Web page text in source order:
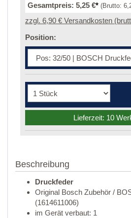
Gesamtpreis: 5,25 €* (Brutto:
zzgl. 6,90 € Versandkosten
Position:
Lieferzeit: 10
Beschreibung
Druckfeder
Original Bosch Zubehör /
(1614611006)
im Gerät verbaut: 1